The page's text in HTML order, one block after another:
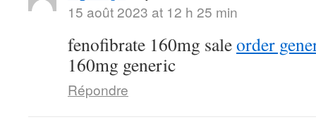
15 août 2023 at 12 h 25 min
fenofibrate 160mg saleorder
160mg generic
Répondre